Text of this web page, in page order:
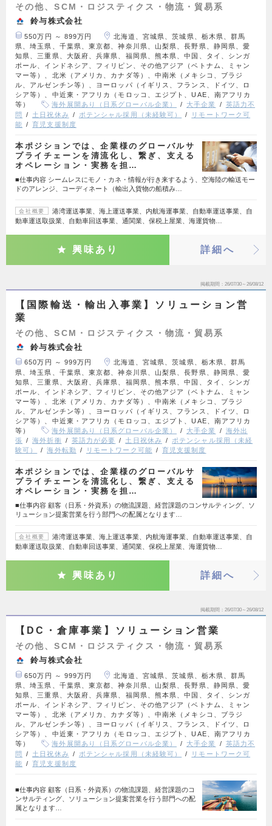
その他、SCM・ロジスティクス・物流・貿易系
鈴与株式会社
550万円 ～ 899万円
北海道、宮城県、茨城県、栃木県、群馬
県、埼玉県、千葉県、東京都、神奈川県、山梨県、長野県、静岡県、愛
知県、三重県、大阪府、兵庫県、福岡県、熊本県、中国、タイ、シンガ
ポール、インドネシア、フィリピン、その他アジア（ベトナム、ミャン
マー等）、北米（アメリカ、カナダ等）、中南米（メキシコ、ブラジ
ル、アルゼンチン等）、ヨーロッパ（イギリス、フランス、ドイツ、ロ
シア等）、中近東・アフリカ（モロッコ、エジプト、UAE、南アフリカ
等）
海外展開あり（日系グローバル企業） 大手企業
英語力不
問
土日祝休み ポテンシャル採用（未経験可）
リモートワーク可
能
育児支援制度
本ポジションでは、企業様のグローバルサ
プライチェーンを清流化し、繋ぎ、支える
オペレーション・実務を担…
■仕事内容 シームレスにモノ・カネ・情報が行き来するよう、空海陸の輸送モー
ドのアレンジ、コーディネート（輸出入貨物の船積み…
会社概要
港湾運送事業、海上運送事業、内航海運事業、自動車運送事業、自
動車運送取扱業、自動車回送事業、通関業、保税上屋業、海運貨物…
興味あり 詳細へ
掲載期間 26/07/30～26/08/12
【国際輸送・輸出入事業】ソリューション営
業
その他、SCM・ロジスティクス・物流・貿易系
鈴与株式会社
650万円 ～ 999万円
北海道、宮城県、茨城県、栃木県、群馬
県、埼玉県、千葉県、東京都、神奈川県、山梨県、長野県、静岡県、愛
知県、三重県、大阪府、兵庫県、福岡県、熊本県、中国、タイ、シンガ
ポール、インドネシア、フィリピン、その他アジア（ベトナム、ミャン
マー等）、北米（アメリカ、カナダ等）、中南米（メキシコ、ブラジ
ル、アルゼンチン等）、ヨーロッパ（イギリス、フランス、ドイツ、ロ
シア等）、中近東・アフリカ（モロッコ、エジプト、UAE、南アフリカ
等）
海外展開あり（日系グローバル企業） 大手企業
海外出
張
海外折衝 英語力が必要 土日祝休み
ポテンシャル採用（未経
験可）
海外転勤 リモートワーク可能 育児支援制度
本ポジションでは、企業様のグローバルサ
プライチェーンを清流化し、繋ぎ、支える
オペレーション・実務を担…
■仕事内容 顧客（日系・外資系）の物流課題、経営課題のコンサルティング、ソ
リューション提案営業を行う部門への配属となります…
会社概要
港湾運送事業、海上運送事業、内航海運事業、自動車運送事業、自
動車運送取扱業、自動車回送事業、通関業、保税上屋業、海運貨物…
興味あり 詳細へ
掲載期間 26/07/30～26/08/12
【DC・倉庫事業】ソリューション営業
その他、SCM・ロジスティクス・物流・貿易系
鈴与株式会社
650万円 ～ 999万円
北海道、宮城県、茨城県、栃木県、群馬
県、埼玉県、千葉県、東京都、神奈川県、山梨県、長野県、静岡県、愛
知県、三重県、大阪府、兵庫県、福岡県、熊本県、中国、タイ、シンガ
ポール、インドネシア、フィリピン、その他アジア（ベトナム、ミャン
マー等）、北米（アメリカ、カナダ等）、中南米（メキシコ、ブラジ
ル、アルゼンチン等）、ヨーロッパ（イギリス、フランス、ドイツ、ロ
シア等）、中近東・アフリカ（モロッコ、エジプト、UAE、南アフリカ
等）
海外展開あり（日系グローバル企業） 大手企業
英語力不
問
土日祝休み ポテンシャル採用（未経験可）
リモートワーク可
能
育児支援制度
■仕事内容 顧客（日系・外資系）の物流課題、経営課題のコ
ンサルティング、ソリューション提案営業を行う部門への配
属となります…